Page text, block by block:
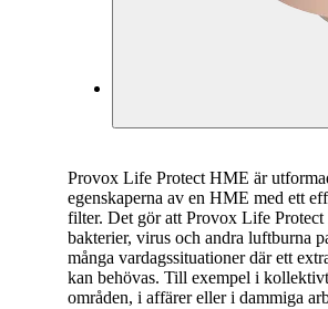
Provox Life Protect HME är
egenskaperna av en HME med ett
filter. Det gör att Provox Life
bakterier, virus och andra luftburna
många vardagssituationer där ett
kan behövas. Till exempel i
områden, i affärer eller i dammiga